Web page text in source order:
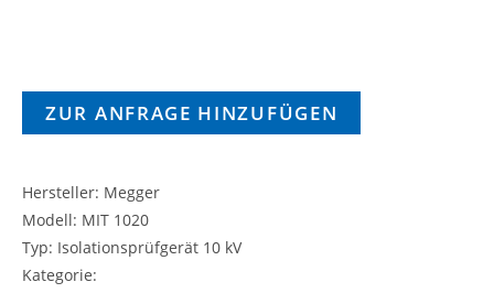
ZUR ANFRAGE HINZUFÜGEN
Hersteller: Megger
Modell: MIT 1020
Typ: Isolationsprüfgerät 10 kV
Kategorie: